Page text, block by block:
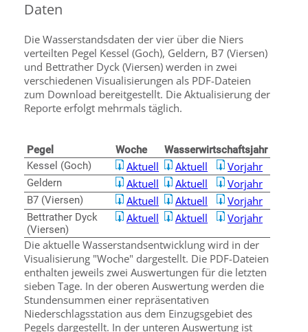
Daten
Die Wasserstandsdaten der vier über die Niers
verteilten Pegel Kessel (Goch), Geldern, B7 (Viersen)
und Bettrather Dyck (Viersen) werden in zwei
verschiedenen Visualisierungen als PDF-Dateien
zum Download bereitgestellt. Die Aktualisierung der
Reporte erfolgt mehrmals täglich.
Pegel Woche
Wasserwirtschaftsjahr
Kessel (Goch)
Aktuell Aktuell Vorjahr
Geldern Aktuell Aktuell Vorjahr
B7 (Viersen) Aktuell Aktuell Vorjahr
Bettrather Dyck
(Viersen)
Aktuell Aktuell
Vorjahr
Die aktuelle Wasserstandsentwicklung wird in der
Visualisierung "Woche" dargestellt. Die PDF-Dateien
enthalten jeweils zwei Auswertungen für die letzten
sieben Tage. In der oberen Auswertung werden die
Stundensummen einer repräsentativen
Niederschlagsstation aus dem Einzugsgebiet des
Pegels dargestellt. In der unteren Auswertung ist